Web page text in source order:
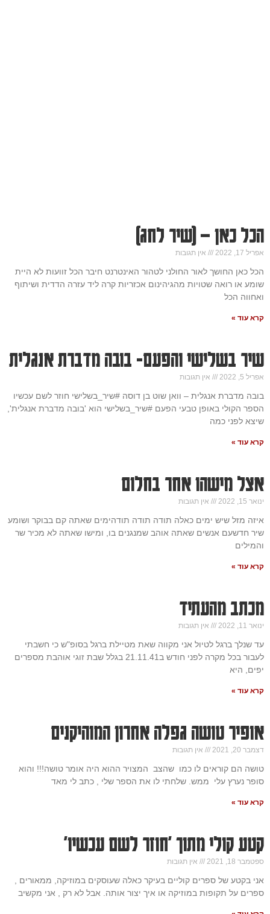
הכל כאן – (שיר לחג)
אפריל 17, 2022 אין תגובות
הכל כאן החושך לאור החולני לטהור האינטרנט חיבר הכל זוועות לא היית
שומע או רואה שטויות מהגיהינום אכזריות קרה ליד עזרה הדדית ושיתוף
ואחווה הכל
קרא עוד »
שיר בשלישי והפעם- בובה מדברת אנגלית
אפריל 5, 2022 אין תגובות
בובה מדברת אנגלית – וואן שוט בן דוסה #שיר_בשלישי חוזר לשם עכשיו
הספר הקולי באופן טבעי הפעם #שיר_בשלישי הוא 'בובה מדברת אנגלית',
שיצא לפני כמה
קרא עוד »
אצל מישהו אחר בחלום
ינואר 15, 2022 אין תגובות
איזה מזל שיש ימים כאלה תודה תודה תודהימים שאתה קם בבוקר ושומע
שיר חדשעם אנשים שאתה אוהב שמנגנים בו, ומישו שאתה לא מכיר שר
והמילים
קרא עוד »
מכתב מהעתיד
ינואר 11, 2022 אין תגובות
עד שנלך ברגל לטיול אני מקווה שאת מטיילת ברגל בסופ"ש כי חשבתי
לעבור בכל מקרה לפני חודש ב21.11.41 בגלל שבת זוגי אוהבת מספרים
יפים, היא
קרא עוד »
אופיר טושה גפלה אחרון המוהיקנים
דצמבר 20, 2021 אין תגובות
טושה הם קוראים לו כמו שהצב המצויר ההוא היה אומר טושה!!! והוא
סופר נערץ עלי ממש. שלחתי לו את הספר שלי , כתב לי מאד
קרא עוד »
קטע קולי מתוך 'חוזר לשם עכשיו'
ספטמבר 18, 2021 אין תגובות
אני בקטע של ספרים קוליים בעיקר כאלה שעוסקים במוזיקה, ממאורים ,
ספרים על תקופות במוזיקה או איך יצור אותה. אבל לא רק , אני מקשיב